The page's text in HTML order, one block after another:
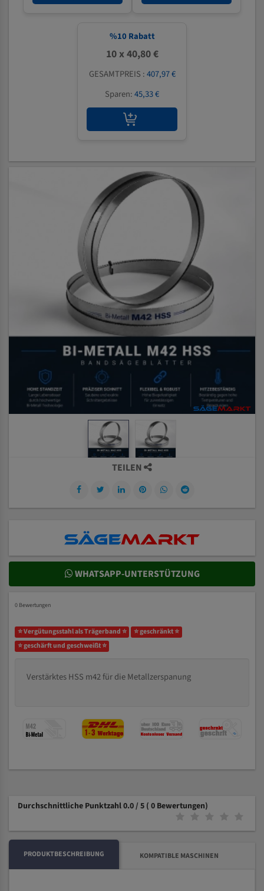
%10 Rabatt
10 x 40,80 €
GESAMTPREIS :407,97 €
Sparen:45,33 €
TEILEN
WHATSAPP-UNTERSTÜTZUNG
0 Bewertungen
⭐ Vergütungsstahl als Trägerband ⭐
⭐ geschränkt ⭐
⭐ geschärft und geschweißt ⭐
Verstärktes HSS m42 für die Metallzerspanung
Durchschnittliche Punktzahl 0.0 / 5 ( 0 Bewertungen)
PRODUKTBESCHREIBUNG KOMPATIBLE MASCHINEN